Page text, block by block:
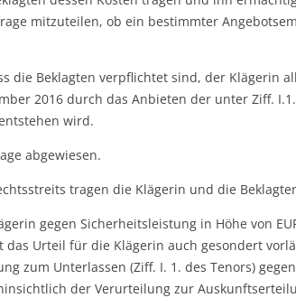
mitzuteilen, ob ein bestimmter
die Beklagten verpflichtet sind, der Klägerin
2016 durch das Anbieten der unter Ziff.
wird.
abgewiesen.
tragen die Klägerin und die
gegen Sicherheitsleistung in Höhe von
das Urteil für die Klägerin auch gesondert
zum Unterlassen (Ziff. I. 1. des Tenors)
hinsichtlich der Verurteilung zur